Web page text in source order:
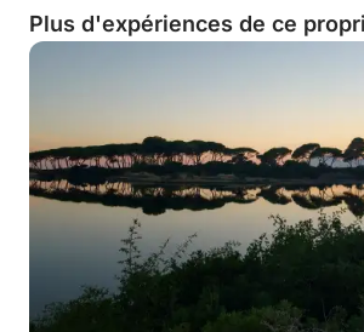
Plus d'expériences de ce